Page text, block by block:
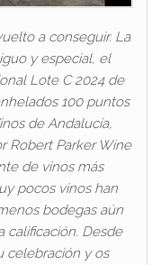
a conseguir. La
y especial, el
Lote C 2024 de
100 puntos
de Andalucía,
Robert Parker Wine
de vinos más
pocos vinos han
bodegas aún
calificación. Desde
celebración y os